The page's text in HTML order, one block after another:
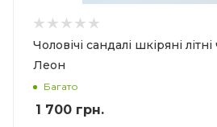
Чоловічі сандалі шкіряні
Леон
Багато
1 700 грн.